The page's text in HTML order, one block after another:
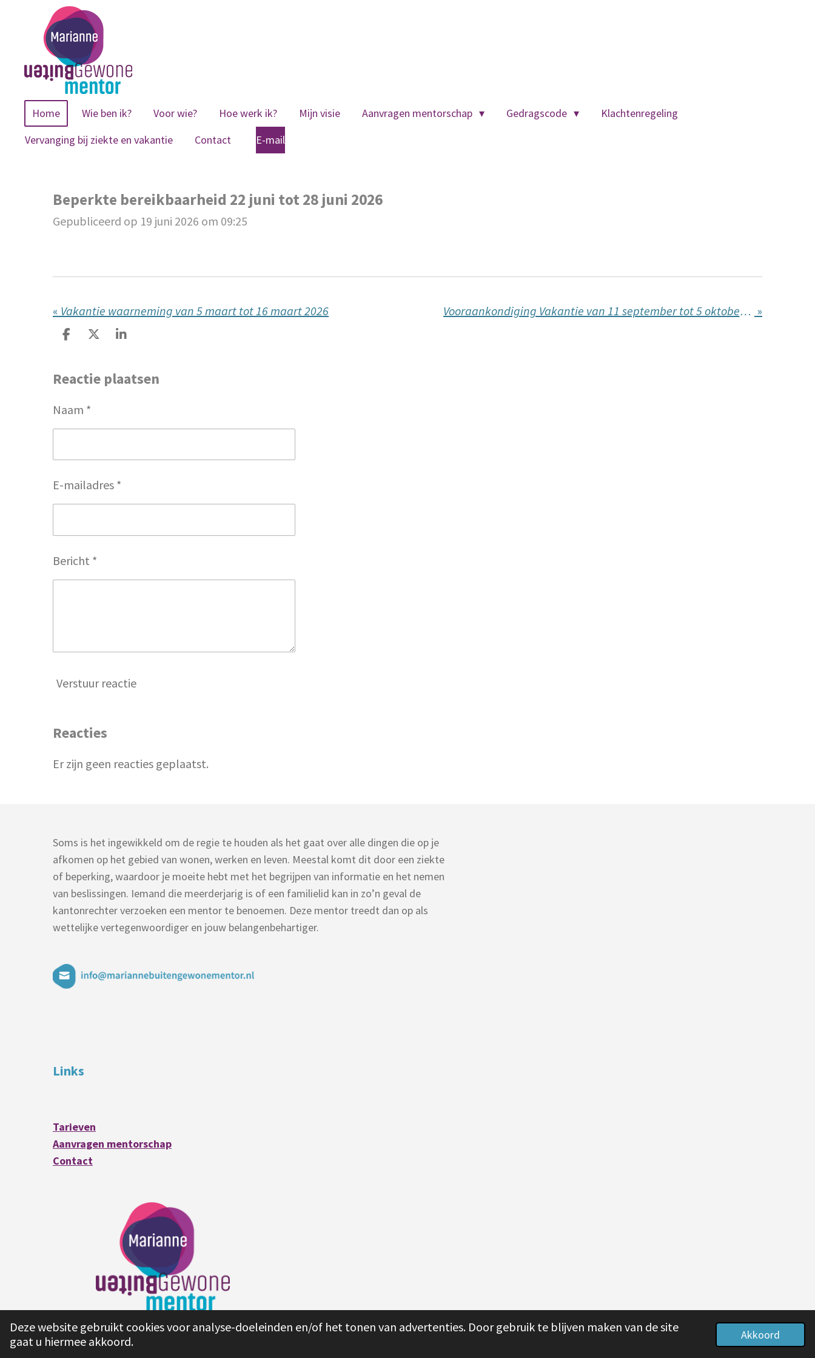
Deze website gebruikt cookies voor analyse-doeleinden en/of het tonen van advertenties. Door gebruik te blijven maken van de site
gaat u hiermee akkoord.
Akkoord
hoofdinhoud
Home Wie ben ik? Voor wie? Hoe werk ik? Mijn visie Aanvragen mentorschap Gedragscode
Klachtenregeling
Vervanging bij ziekte en vakantie
Contact E-mail
Beperkte bereikbaarheid 22 juni tot 28 juni 2026
Gepubliceerd op 19 juni 2026 om 09:25
« Vakantie waarneming van 5 maart tot 16 maart 2026 Vooraankondiging Vakantie van 11 september tot 5 oktober 2026 »
D
e
D
l
S
r
Reactie plaatsen
Naam *
E-mailadres *
Bericht *
Verstuur reactie
Reacties
Er zijn geen reacties geplaatst.
Soms is het ingewikkeld om de regie te houden als het gaat over alle dingen die op je
afkomen op het gebied van wonen, werken en leven. Meestal komt dit door een ziekte
of beperking, waardoor je moeite hebt met het begrijpen van informatie en het nemen
van beslissingen. Iemand die meerderjarig is of een familielid kan in zo’n geval de
kantonrechter verzoeken een mentor te benoemen. Deze mentor treedt dan op als
wettelijke vertegenwoordiger en jouw belangenbehartiger.
Links
Tarieven
Aanvragen mentorschap
Contact
© 2023 Marianne Buitengewone Mentor